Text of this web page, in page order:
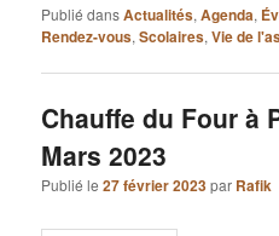
Publié dansActualités,Agenda,
Rendez-vous,Scolaires,Vie de
Chauffe du Four à
Mars 2023
Publié le27 février 2023par Rafik